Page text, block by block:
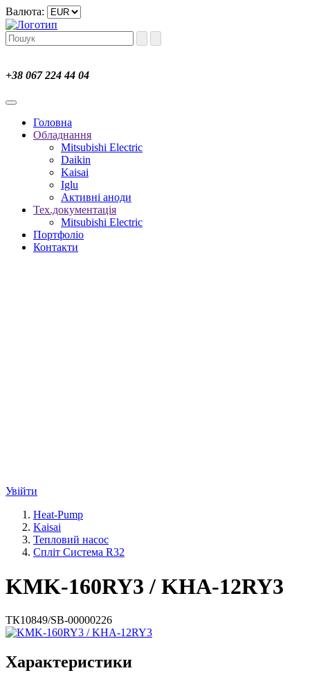
Валюта:
+38 067 224 44 04
Головна
Обладнання
Mitsubishi Electric
Daikin
Kaisai
Iglu
Активні аноди
Тех.документація
Mitsubishi Electric
Портфоліо
Контакти
Увійти
Heat-Pump
Kaisai
Тепловий насос
Спліт Система R32
KMK-160RY3 / KHA-12RY3
ТК10849/SB-00000226
Характеристики